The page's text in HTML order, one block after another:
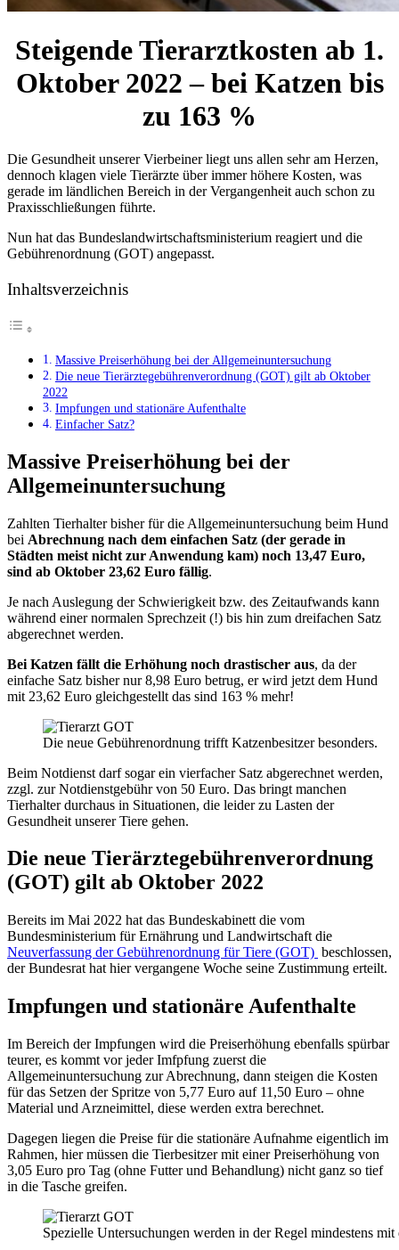
Steigende Tierarztkosten ab 1.
Oktober 2022 – bei Katzen bis
zu 163 %
Die Gesundheit unserer Vierbeiner liegt uns allen sehr am Herzen,
dennoch klagen viele Tierärzte über immer höhere Kosten, was
gerade im ländlichen Bereich in der Vergangenheit auch schon zu
Praxisschließungen führte.
Nun hat das Bundeslandwirtschaftsministerium reagiert und die
Gebührenordnung (GOT) angepasst.
Inhaltsverzeichnis
Massive Preiserhöhung bei der Allgemeinuntersuchung
Die neue Tierärztegebührenverordnung (GOT) gilt ab Oktober
2022
Impfungen und stationäre Aufenthalte
Einfacher Satz?
Massive Preiserhöhung bei der
Allgemeinuntersuchung
Zahlten Tierhalter bisher für die Allgemeinuntersuchung beim Hund
bei Abrechnung nach dem einfachen Satz (der gerade in
Städten meist nicht zur Anwendung kam) noch 13,47 Euro,
sind ab Oktober 23,62 Euro fällig.
Je nach Auslegung der Schwierigkeit bzw. des Zeitaufwands kann
während einer normalen Sprechzeit (!) bis hin zum dreifachen Satz
abgerechnet werden.
Bei Katzen fällt die Erhöhung noch drastischer aus, da der
einfache Satz bisher nur 8,98 Euro betrug, er wird jetzt dem Hund
mit 23,62 Euro gleichgestellt das sind 163 % mehr!
Die neue Gebührenordnung trifft Katzenbesitzer besonders.
Beim Notdienst darf sogar ein vierfacher Satz abgerechnet werden,
zzgl. zur Notdienstgebühr von 50 Euro. Das bringt manchen
Tierhalter durchaus in Situationen, die leider zu Lasten der
Gesundheit unserer Tiere gehen.
Die neue Tierärztegebührenverordnung
(GOT) gilt ab Oktober 2022
Bereits im Mai 2022 hat das Bundeskabinett die vom
Bundesministerium für Ernährung und Landwirtschaft die
Neuverfassung der Gebührenordnung für Tiere (GOT) beschlossen,
der Bundesrat hat hier vergangene Woche seine Zustimmung erteilt.
Impfungen und stationäre Aufenthalte
Im Bereich der Impfungen wird die Preiserhöhung ebenfalls spürbar
teurer, es kommt vor jeder Imfpfung zuerst die
Allgemeinuntersuchung zur Abrechnung, dann steigen die Kosten
für das Setzen der Spritze von 5,77 Euro auf 11,50 Euro – ohne
Material und Arzneimittel, diese werden extra berechnet.
Dagegen liegen die Preise für die stationäre Aufnahme eigentlich im
Rahmen, hier müssen die Tierbesitzer mit einer Preiserhöhung von
3,05 Euro pro Tag (ohne Futter und Behandlung) nicht ganz so tief
in die Tasche greifen.
Spezielle Untersuchungen werden in der Regel mindestens